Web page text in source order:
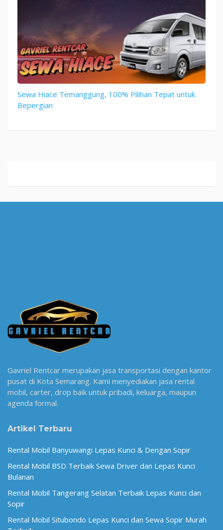
Sewa Hiace Temanggung, 100% Pilihan Tepat untuk
Bepergian
Gavriel Rentcar merupakan jasa transportasi dengan kantor
pusat di Kota Semarang. Kami menyediakan jasa rental
mobil, carter, drop baik untuk pribadi, keluarga, maupun
agenda formal.
Artikel Terbaru
Rental Mobil Banyuwangi Lepas Kunci & Dengan Sopir
Rental Mobil BSD Terbaik Sewa Driver dan Lepas Kunci
Bulanan
Rental Mobil Tangerang Selatan Terbaik Lepas Kunci dan
Sopir
Rental Mobil Situbondo Lepas Kunci dan Sewa Sopir Murah